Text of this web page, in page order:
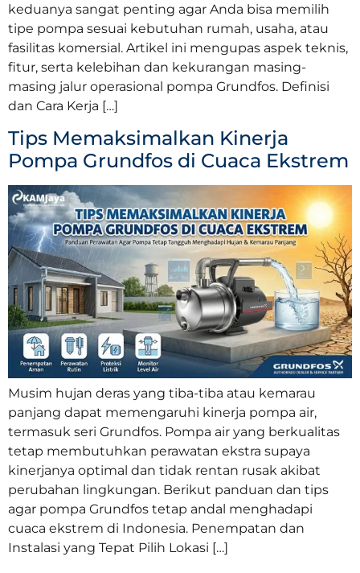
keduanya sangat penting agar Anda bisa memilih
tipe pompa sesuai kebutuhan rumah, usaha, atau
fasilitas komersial. Artikel ini mengupas aspek teknis,
fitur, serta kelebihan dan kekurangan masing-
masing jalur operasional pompa Grundfos.​ Definisi
dan Cara Kerja […]
Tips Memaksimalkan Kinerja
Pompa Grundfos di Cuaca Ekstrem
Musim hujan deras yang tiba-tiba atau kemarau
panjang dapat memengaruhi kinerja pompa air,
termasuk seri Grundfos. Pompa air yang berkualitas
tetap membutuhkan perawatan ekstra supaya
kinerjanya optimal dan tidak rentan rusak akibat
perubahan lingkungan. Berikut panduan dan tips
agar pompa Grundfos tetap andal menghadapi
cuaca ekstrem di Indonesia.​ Penempatan dan
Instalasi yang Tepat Pilih Lokasi […]